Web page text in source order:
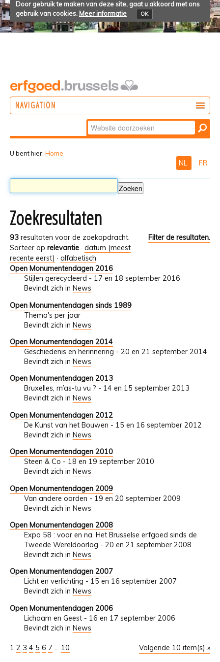
Door gebruik te maken van deze site, gaat u akkoord met ons
gebruik van cookies. Meer informatie OK
NAVIGATION
Zoek
Geavanceerd
U bent hier: Home
NL FR
Zoekresultaten
93 resultaten voor de zoekopdracht.
Filter de resultaten.
Sorteer op relevantie · datum (meest
recente eerst) · alfabetisch
Open Monumentendagen 2016
Stijlen gerecycleerd - 17 en 18 september 2016
Bevindt zich in News
Open Monumentendagen sinds 1989
Thema's per jaar
Bevindt zich in News
Open Monumentendagen 2014
Geschiedenis en herinnering - 20 en 21 september 2014
Bevindt zich in News
Open Monumentendagen 2013
Bruxelles, m’as-tu vu ? - 14 en 15 september 2013
Bevindt zich in News
Open Monumentendagen 2012
De Kunst van het Bouwen - 15 en 16 september 2012
Bevindt zich in News
Open Monumentendagen 2010
Steen & Co - 18 en 19 september 2010
Bevindt zich in News
Open Monumentendagen 2009
Van andere oorden - 19 en 20 september 2009
Bevindt zich in News
Open Monumentendagen 2008
Expo 58 : voor en na. Het Brusselse erfgoed sinds de
Tweede Wereldoorlog - 20 en 21 september 2008
Bevindt zich in News
Open Monumentendagen 2007
Licht en verlichting - 15 en 16 september 2007
Bevindt zich in News
Open Monumentendagen 2006
Lichaam en Geest - 16 en 17 september 2006
Bevindt zich in News
Volgende 10 item(s) »
1 2 3 4 5 6 7 ... 10